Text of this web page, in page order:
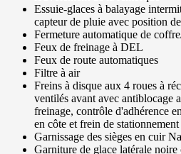
Essuie-glaces à balayage
capteur de pluie avec position
Fermeture automatique de
Feux de freinage à DEL
Feux de route automatiques
Filtre à air
Freins à disque aux 4 roues à
ventilés avant avec antiblocage
freinage, contrôle d'adhérence
en côte et frein de
Garnissage des sièges en cuir
Garniture de glace latérale